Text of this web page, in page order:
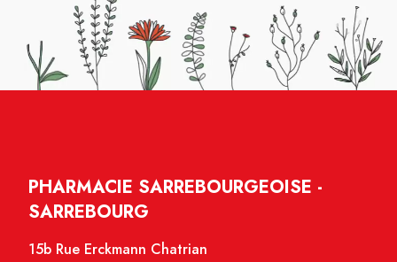
PHARMACIE SARREBOURGEOISE -
SARREBOURG
15b Rue Erckmann Chatrian